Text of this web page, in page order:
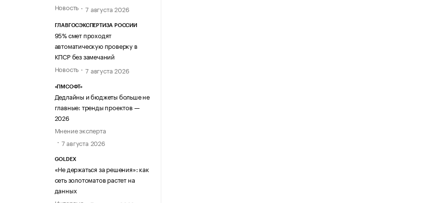
Новость
7 августа 2026
ГЛАВГОСЭКСПЕРТИЗА РОССИИ
95% смет проходят
автоматическую проверку в
КПСР без замечаний
Новость
7 августа 2026
«ПМСОФТ»
Дедлайны и бюджеты больше не
главные: тренды проектов —
2026
Мнение эксперта
7 августа 2026
GOLDEX
«Не держаться за решения»: как
сеть золотоматов растет на
данных